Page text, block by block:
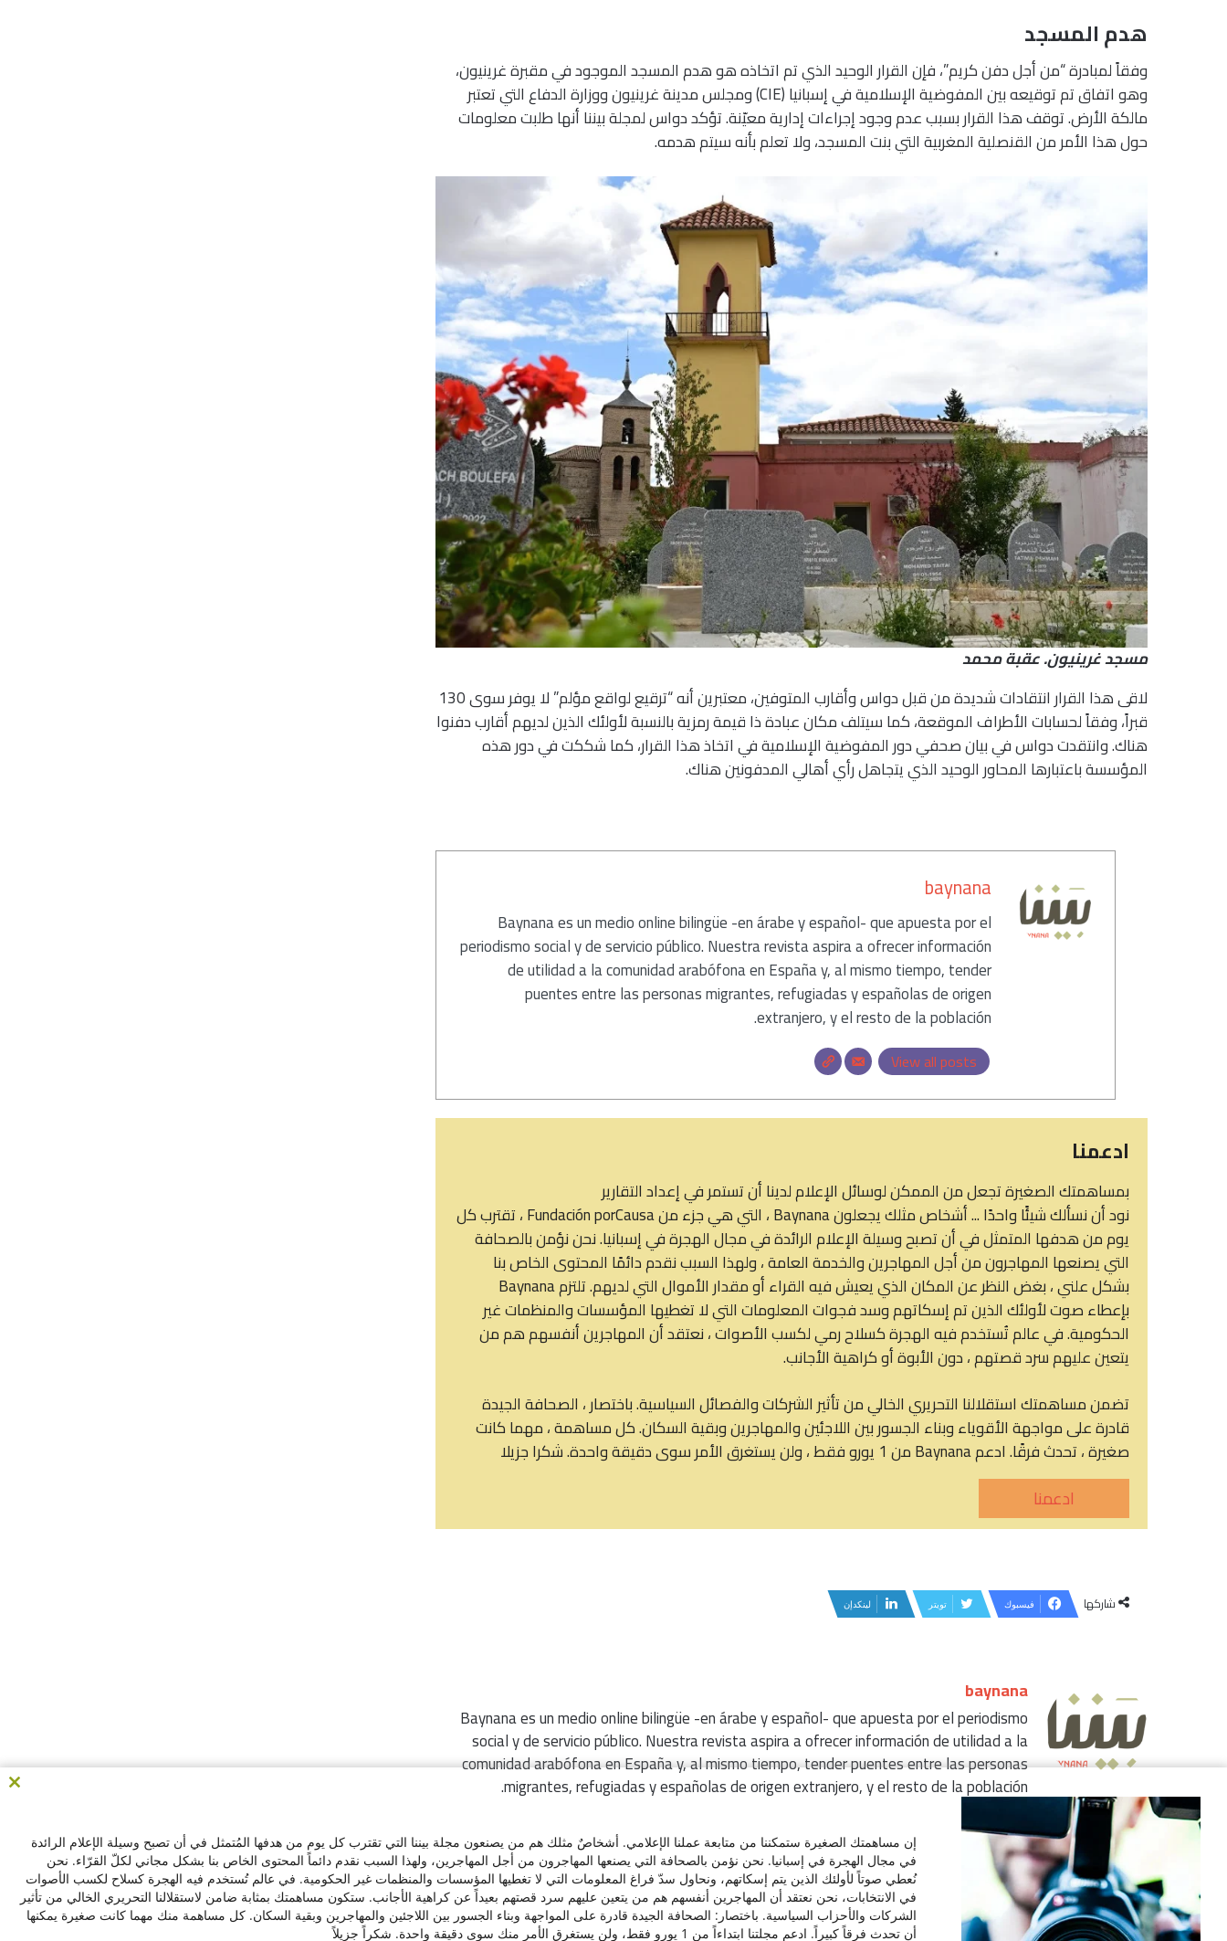
هدم المسجد
وفقاً لمبادرة “من أجل دفن كريم”، فإن القرار الوحيد الذي تم اتخاذه هو هدم المسجد الموجود في مقبرة غرينيون،
وهو اتفاق تم توقيعه بين المفوضية الإسلامية في إسبانيا (CIE) ومجلس مدينة غرينيون ووزارة الدفاع التي تعتبر
مالكة الأرض. توقف هذا القرار بسبب عدم وجود إجراءات إدارية معيّنة. تؤكد دواس لمجلة بيننا أنها طلبت معلومات
حول هذا الأمر من القنصلية المغربية التي بنت المسجد، ولا تعلم بأنه سيتم هدمه.
مسجد غرينيون. عقبة محمد
لاقى هذا القرار انتقادات شديدة من قبل دواس وأقارب المتوفين، معتبرين أنه “ترقيع لواقع مؤلم” لا يوفر سوى 130
قبراً، وفقاً لحسابات الأطراف الموقعة، كما سيتلف مكان عبادة ذا قيمة رمزية بالنسبة لأولئك الذين لديهم أقارب دفنوا
هناك. وانتقدت دواس في بيان صحفي دور المفوضية الإسلامية في اتخاذ هذا القرار، كما شككت في دور هذه
المؤسسة باعتبارها المحاور الوحيد الذي يتجاهل رأي أهالي المدفونين هناك.
baynana
Baynana es un medio online bilingüe -en árabe y español- que apuesta por el
periodismo social y de servicio público. Nuestra revista aspira a ofrecer información
de utilidad a la comunidad arabófona en España y, al mismo tiempo, tender
puentes entre las personas migrantes, refugiadas y españolas de origen
extranjero, y el resto de la población.
View all posts
ادعمنا
بمساهمتك الصغيرة تجعل من الممكن لوسائل الإعلام لدينا أن تستمر في إعداد التقارير
نود أن نسألك شيئًا واحدًا ... أشخاص مثلك يجعلون Baynana ، التي هي جزء من Fundación porCausa ، تقترب كل
يوم من هدفها المتمثل في أن تصبح وسيلة الإعلام الرائدة في مجال الهجرة في إسبانيا. نحن نؤمن بالصحافة
التي يصنعها المهاجرون من أجل المهاجرين والخدمة العامة ، ولهذا السبب نقدم دائمًا المحتوى الخاص بنا
بشكل علني ، بغض النظر عن المكان الذي يعيش فيه القراء أو مقدار الأموال التي لديهم. تلتزم Baynana
بإعطاء صوت لأولئك الذين تم إسكاتهم وسد فجوات المعلومات التي لا تغطيها المؤسسات والمنظمات غير
الحكومية. في عالم تُستخدم فيه الهجرة كسلاح رمي لكسب الأصوات ، نعتقد أن المهاجرين أنفسهم هم من
يتعين عليهم سرد قصتهم ، دون الأبوة أو كراهية الأجانب.
تضمن مساهمتك استقلالنا التحريري الخالي من تأثير الشركات والفصائل السياسية. باختصار ، الصحافة الجيدة
قادرة على مواجهة الأقوياء وبناء الجسور بين اللاجئين والمهاجرين وبقية السكان. كل مساهمة ، مهما كانت
صغيرة ، تحدث فرقًا. ادعم Baynana من 1 يورو فقط ، ولن يستغرق الأمر سوى دقيقة واحدة. شكرا جزيلا
ادعمنا
شاركها فيسبوك تويتر لينكدإن
baynana
Baynana es un medio online bilingüe -en árabe y español- que apuesta por el periodismo
social y de servicio público. Nuestra revista aspira a ofrecer información de utilidad a la
comunidad arabófona en España y, al mismo tiempo, tender puentes entre las personas
migrantes, refugiadas y españolas de origen extranjero, y el resto de la población.
الويب
C/ de la Victoria 9, 1º, 28012, Madrid ,España
+34641137976
مشروع بيننا بالتعاون مع
إن مساهمتك الصغيرة ستمكننا من متابعة عملنا الإعلامي. أشخاصٌ مثلك هم من يصنعون مجلة بيننا التي تقترب كل يوم من هدفها المُتمثل في أن تصبح وسيلة الإعلام الرائدة
في مجال الهجرة في إسبانيا. نحن نؤمن بالصحافة التي يصنعها المهاجرون من أجل المهاجرين، ولهذا السبب نقدم دائماً المحتوى الخاص بنا بشكل مجاني لكلّ القرّاء. نحن
نُعطي صوتاً لأولئك الذين يتم إسكاتهم، ونحاول سدّ فراغ المعلومات التي لا تغطيها المؤسسات والمنظمات غير الحكومية. في عالم تُستخدم فيه الهجرة كسلاح لكسب الأصوات
في الانتخابات، نحن نعتقد أن المهاجرين أنفسهم هم من يتعين عليهم سرد قصتهم بعيداً عن كراهية الأجانب. ستكون مساهمتك بمثابة ضامن لاستقلالنا التحريري الخالي من تأثير
الشركات والأحزاب السياسية. باختصار: الصحافة الجيدة قادرة على المواجهة وبناء الجسور بين اللاجئين والمهاجرين وبقية السكان. كل مساهمة منك مهما كانت صغيرة يمكنها
أن تحدث فرقاً كبيراً. ادعم مجلتنا ابتداءاً من 1 يورو فقط، ولن يستغرق الأمر منك سوى دقيقة واحدة. شكراً جزيلاً